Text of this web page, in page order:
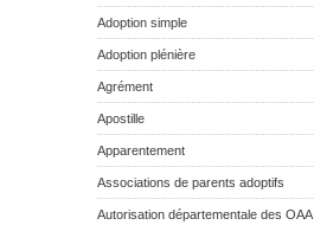
Adoption simple
Adoption plénière
Agrément
Apostille
Apparentement
Associations de parents adoptifs
Autorisation départementale des OAA